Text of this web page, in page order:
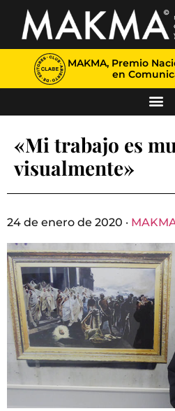
MAKMA, Premio
en
«Mi trabajo es
visualmente»
24 de enero de 2020 ·